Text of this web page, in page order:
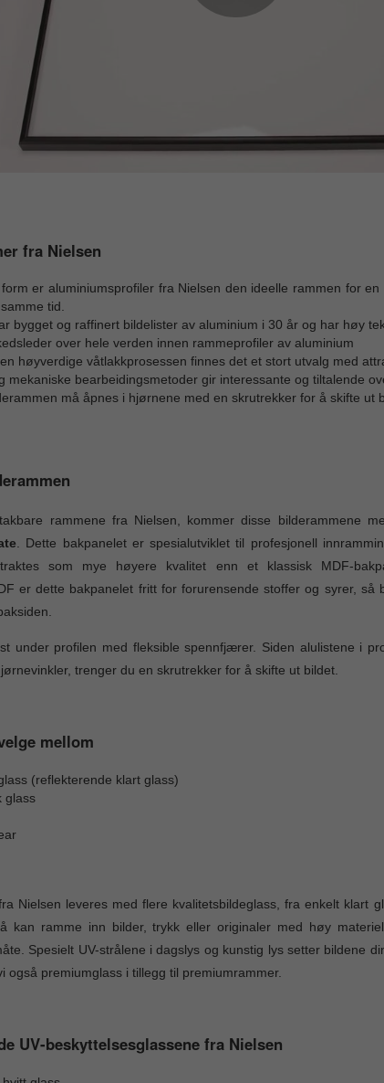
fra Nielsen
er aluminiumsprofiler fra Nielsen den ideelle rammen for
tid.
bygget og raffinert bildelister av aluminium i 30 år og har høy
over hele verden innen rammeprofiler av aluminium
høyverdige våtlakkprosessen finnes det et stort utvalg med
mekaniske bearbeidingsmetoder gir interessante og tiltalende
må åpnes i hjørnene med en skrutrekker for å skifte ut
rammene fra Nielsen, kommer disse bilderammene
. Dette bakpanelet er spesialutviklet til profesjonell
som mye høyere kvalitet enn et klassisk MDF-
er dette bakpanelet fritt for forurensende stoffer og syrer, så
under profilen med fleksible spennfjærer. Siden alulistene i
trenger du en skrutrekker for å skifte ut bildet.
mellom
(reflekterende klart glass)
glass
Nielsen leveres med flere kvalitetsbildeglass, fra enkelt klart
kan ramme inn bilder, trykk eller originaler med høy
Spesielt UV-strålene i dagslys og kunstig lys setter bildene
også premiumglass i tillegg til premiumrammer.
UV-beskyttelsesglassene fra Nielsen